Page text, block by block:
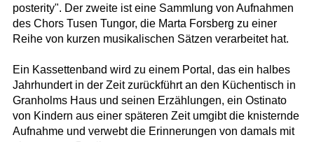
posterity". Der zweite ist eine Sammlung von Aufnahmen
des Chors Tusen Tungor, die Marta Forsberg zu einer
Reihe von kurzen musikalischen Sätzen verarbeitet hat.
Ein Kassettenband wird zu einem Portal, das ein halbes
Jahrhundert in der Zeit zurückführt an den Küchentisch in
Granholms Haus und seinen Erzählungen, ein Ostinato
von Kindern aus einer späteren Zeit umgibt die knisternde
Aufnahme und verwebt die Erinnerungen von damals mit